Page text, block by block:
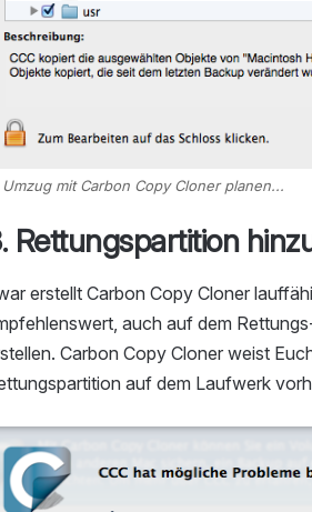
mit Carbon Copy Cloner planen...
Rettungspartition
erstellt Carbon Copy Cloner
auch auf dem
Carbon Copy Cloner weist
auf dem Laufwerk